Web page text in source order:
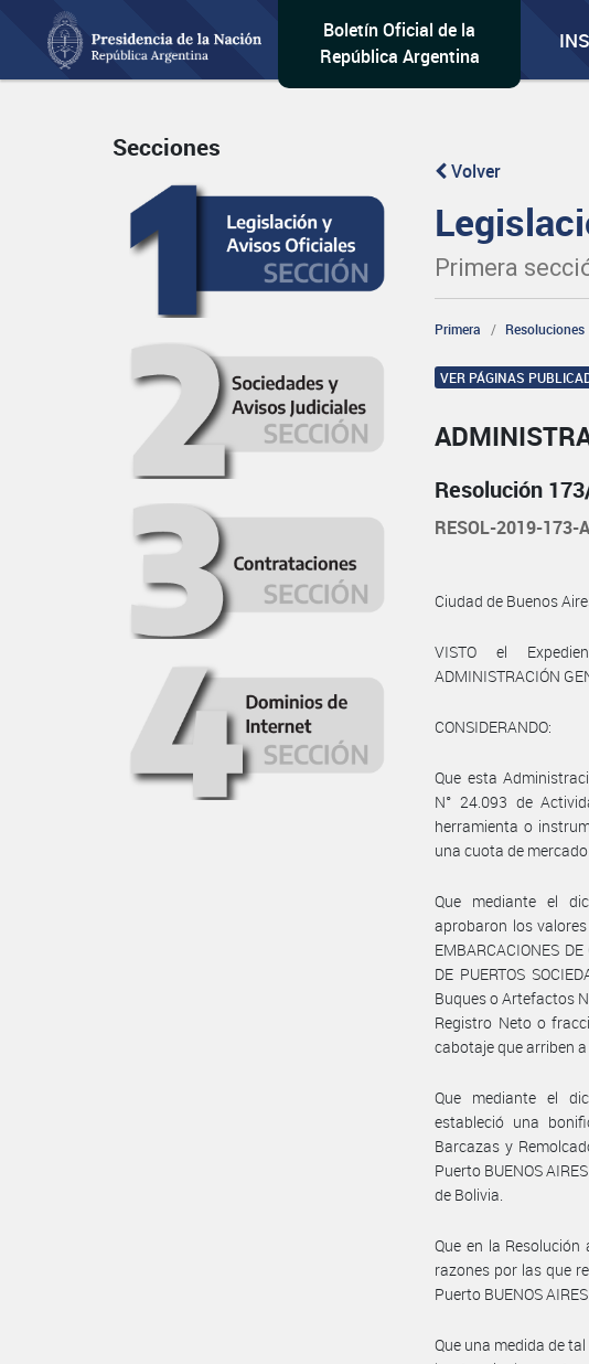
Boletín Oficial de la
República Argentina
Secciones
Volver
Primera
Primera Resoluciones
VER PÁGINAS
Resolución
RESOL-2019-173-
Ciudad de Buenos
VISTO el
ADMINISTRACIÓN
CONSIDERANDO:
Que esta
N° 24.093 de
herramienta o
una cuota de
Que mediante el
aprobaron los valores
EMBARCACIONES
DE PUERTOS
Buques o Artefactos
Registro Neto o
cabotaje que arriben
Que mediante el
estableció una
Barcazas y
Puerto BUENOS
de Bolivia.
Que en la
razones por las que
Puerto BUENOS
Que una medida de